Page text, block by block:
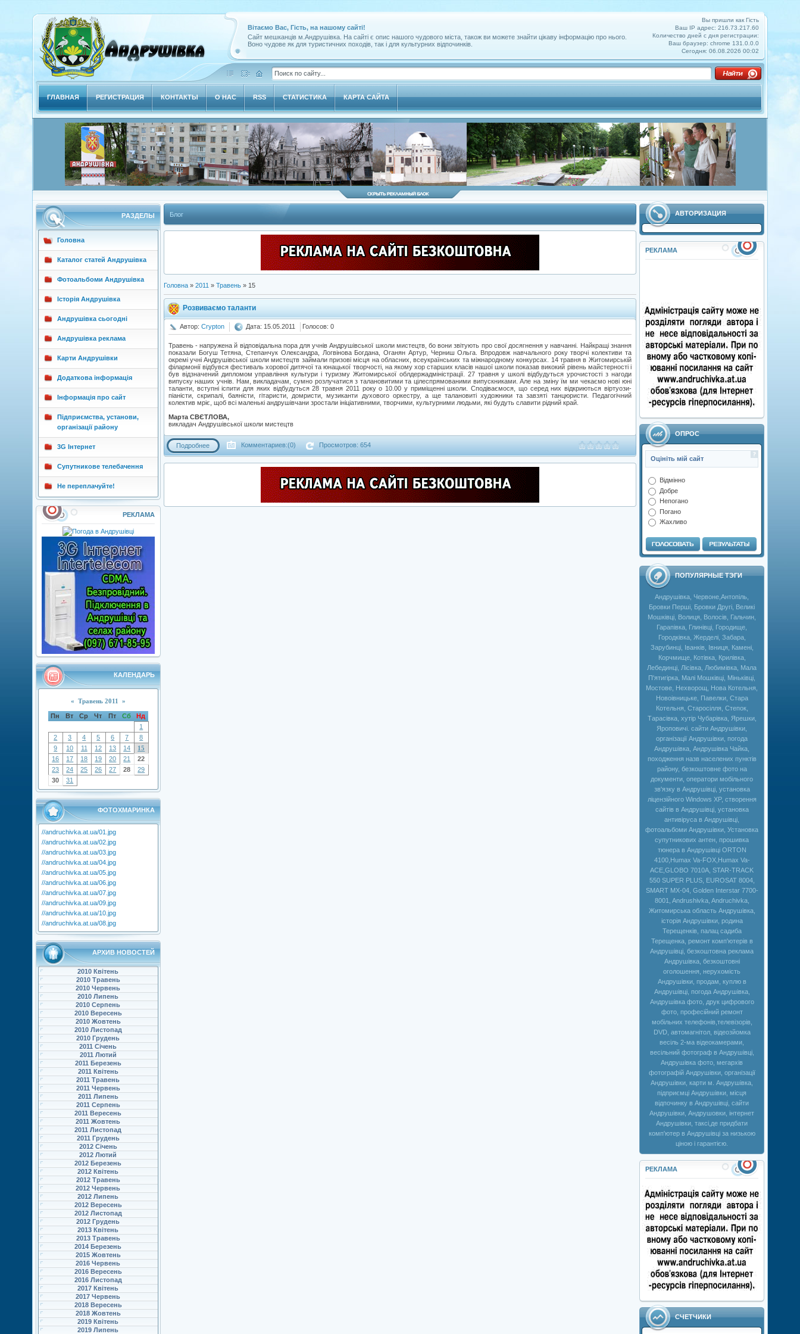
Вы пришли как Гість
Ваш IP адрес: 216.73.217.60
Количество дней с дня регистрации:
Ваш браузер: chrome 131.0.0.0
Сегодня: 06.08.2026 00:02
Вітаємо Вас, Гість, на нашому сайті!
Сайт мешканців м.Андрушівка. На сайті є опис нашого чудового міста, також ви можете знайти цікаву інформацію про нього.
Воно чудове як для туристичних походів, так і для культурних відпочинків.
ГЛАВНАЯ РЕГИСТРАЦИЯ КОНТАКТЫ О НАС RSS СТАТИСТИКА КАРТА САЙТА
РAЗДЕЛЫ
Головна
Каталог статей Андрушівка
Фотоальбоми Андрушівка
Історія Андрушівка
Андрушівка сьогодні
Андрушівка реклама
Карти Андрушівки
Додаткова інформація
Інформація про сайт
Підприємства, установи,
організації району
3G Інтернет
Супутникове телебачення
Не переплачуйте!
РЕКЛАМА
КАЛЕНДАРЬ
« Травень 2011 »
Пн Вт Ср Чт Пт Сб
Нд
1
2
3 4 5 6 7
8
9
10 11 12 13 14
15
16
17 18 19 20 21
22
23
24 25 26 27 28
29
30
31
ФОТОХМАРИНКА
//andruchivka.at.ua/01.jpg
//andruchivka.at.ua/02.jpg
//andruchivka.at.ua/03.jpg
//andruchivka.at.ua/04.jpg
//andruchivka.at.ua/05.jpg
//andruchivka.at.ua/06.jpg
//andruchivka.at.ua/07.jpg
//andruchivka.at.ua/09.jpg
//andruchivka.at.ua/10.jpg
//andruchivka.at.ua/08.jpg
АРХИВ НОВОСТЕЙ
2010 Квітень
2010 Травень
2010 Червень
2010 Липень
2010 Серпень
2010 Вересень
2010 Жовтень
2010 Листопад
2010 Грудень
2011 Січень
2011 Лютий
2011 Березень
2011 Квітень
2011 Травень
2011 Червень
2011 Липень
2011 Серпень
2011 Вересень
2011 Жовтень
2011 Листопад
2011 Грудень
2012 Січень
2012 Лютий
2012 Березень
2012 Квітень
2012 Травень
2012 Червень
2012 Липень
2012 Вересень
2012 Листопад
2012 Грудень
2013 Квітень
2013 Травень
2014 Березень
2015 Жовтень
2016 Червень
2016 Вересень
2016 Листопад
2017 Квітень
2017 Червень
2018 Вересень
2018 Жовтень
2019 Квітень
2019 Липень
АВТОРИЗАЦИЯ
РЕКЛАМА
ОПРОС
Оцініть мій сайт
Відмінно
Добре
Непогано
Погано
Жахливо
ПОПУЛЯРНЫЕ ТЭГИ
Андрушівка, Червоне,Антопіль,
Бровки Перші, Бровки Другі, Великі
Мошківці, Волиця, Волосів, Гальчин,
Гарапівка, Глинівці, Городище,
Городківка, Жерделі, Забара,
Зарубинці, Іванків, Івниця, Камені,
Корчмище, Котівка, Крилівка,
Лебединці, Лісівка, Любимівка, Мала
П'ятигірка, Малі Мошківці, Міньківці,
Мостове, Нехворощ, Нова Котельня,
Новоівницьке, Павелки, Стара
Котельня, Старосілля, Степок,
Тарасівка, хутір Чубарівка, Ярешки,
Яроповичі. сайти Андрушівки,
організації Андрушівки, погода
Андрушівка, Андрушівка Чайка,
походження назв населених пунктів
району, безкоштовне фото на
документи, оператори мобільного
зв'язку в Андрушівці, установка
ліцензійного Windows XP, створення
сайтів в Андрушівці, установка
антивіруса в Андрушівці,
фотоальбоми Андрушівки, Установка
супутникових антен, прошивка
тюнера в Андрушівці ORTON
4100,Humax Va-FOX,Нumax Va-
ACE,GLOBO 7010A, STAR-TRACK
550 SUPER PLUS, EUROSAT 8004,
SMART MX-04, Golden Interstar 7700-
8001, Andrushivka, Andruchivka,
Житомирська область Андрушівка,
історія Андрушівки, родина
Терещенків, палац садиба
Терещенка, ремонт комп'ютерів в
Андрушівці, безкоштовна реклама
Андрушівка, безкоштовні
оголошення, нерухомість
Андрушівки, продам, куплю в
Андрушівці, погода Андрушівка,
Андрушівка фото, друк цифрового
фото, професійний ремонт
мобільних телефонів,телевізорів,
DVD, автомагнітол, відеозйомка
весіль 2-ма відеокамерами,
весільний фотограф в Андрушівці,
Андрушівка фото, мегархів
фотографій Андрушівки, організації
Андрушівки, карти м. Андрушівка,
підприємці Андрушівки, місця
відпочинку в Андрушівці, сайти
Андрушівки, Андрушовки, інтернет
Андрушівки, таксі,де придбати
комп'ютер в Андрушівці за низькою
ціною і гарантією.
РЕКЛАМА
СЧЕТЧИКИ
Блог
Головна» 2011 » Травень » 15
Розвиваємо таланти
Автор: Crypton Дата: 15.05.2011 Голосов: 0
Травень - напружена й відповідальна пора для учнів Андрушівської школи мистецтв, бо вони звітують про свої досягнення у навчанні. Найкращі знання
показали Богуш Тетяна, Степанчук Олександра, Логвінова Богдана, Оганян Артур, Черниш Ольга. Впродовж навчального року творчі колективи та
окремі учні Андрушівської школи мистецтв займали призові місця на обласних, всеукраїнських та міжнародному конкурсах. 14 травня в Житомирській
філармонії відбувся фестиваль хорової дитячої та юнацької творчості, на якому хор старших класів нашої школи показав викокий рівень майстерності і
був відзначений дипломом управління культури і туризму Житомирської облдержадміністрації. 27 травня у школі відбудуться урочистості з нагоди
випуску наших учнів. Нам, викладачам, сумно розлучатися з талановитими та цілеспрямованими випускниками. Але на зміну їм ми чекаємо нові юні
таланти, вступні іспити для яких відбудуться 28 травня 2011 року о 10.00 у приміщенні школи. Сподіваємося, що серед них відкриються віртуози-
піаністи, скрипалі, баяністи, гітаристи, домристи, музиканти духового оркестру, а ще талановиті художники та завзяті танцюристи. Педагогічний
колектив мріє, щоб всі маленькі андрушівчани зростали ініціативними, творчими, культурними людьми, які будуть славити рідний край.
Марта СВЄТЛОВА,
викладач Андрушівської школи мистецтв
Подробнее Комментариев:(0) Просмотров: 654